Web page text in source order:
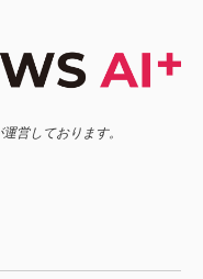
運営しております。